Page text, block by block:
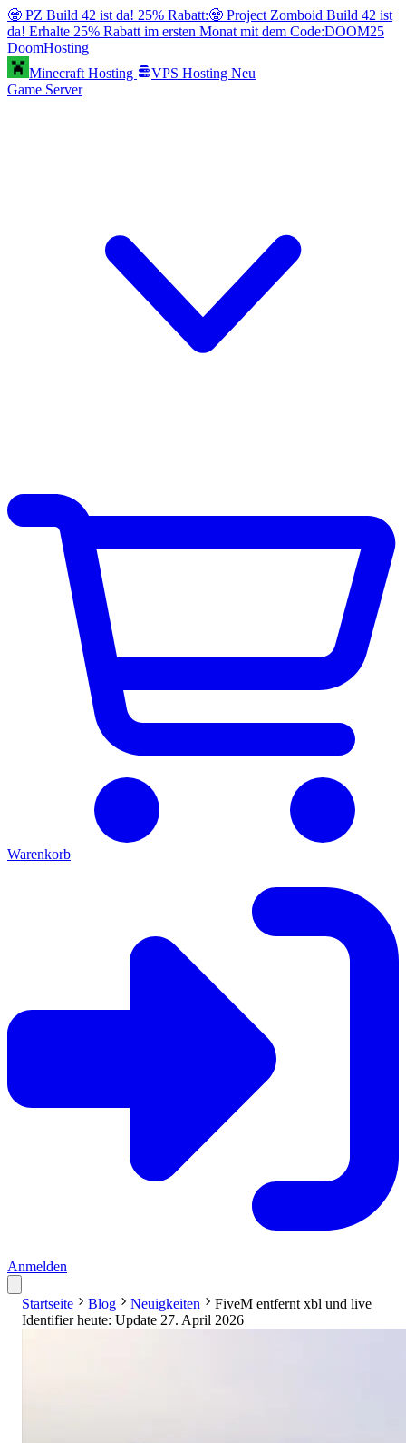
🧟 PZ Build 42 ist da! 25% Rabatt:🧟 Project Zomboid Build 42 ist
da! Erhalte 25% Rabatt im ersten Monat mit dem Code:DOOM25
DoomHosting
Minecraft Hosting
VPS Hosting Neu
Game Server
Warenkorb
Anmelden
Startseite Blog Neuigkeiten
FiveM entfernt xbl und live
Identifier heute: Update 27. April 2026